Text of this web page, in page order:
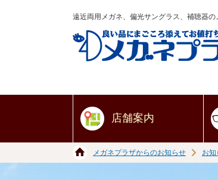
遠近両用メガネ、偏光サングラス、補聴器の
店舗案内
メガネプラザからのお知らせ お知